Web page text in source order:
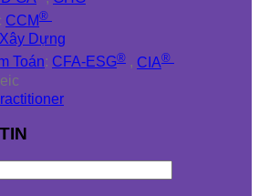
CCM®
Dựng
Toán: CFA-ESG® , CIA®